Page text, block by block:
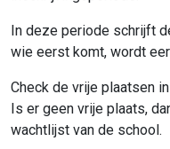
In deze periode schrijft
wie eerst komt, wordt
Check de vrije plaatsen
Is er geen vrije plaats,
wachtlijst van de school.